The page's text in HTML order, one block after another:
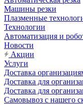
Машины резки
Плазменные
Технологии
Автоматизация и
Новости
Акции
Услуги
Доставка
Доставка для
Доставка для
Самовывоз с нашего